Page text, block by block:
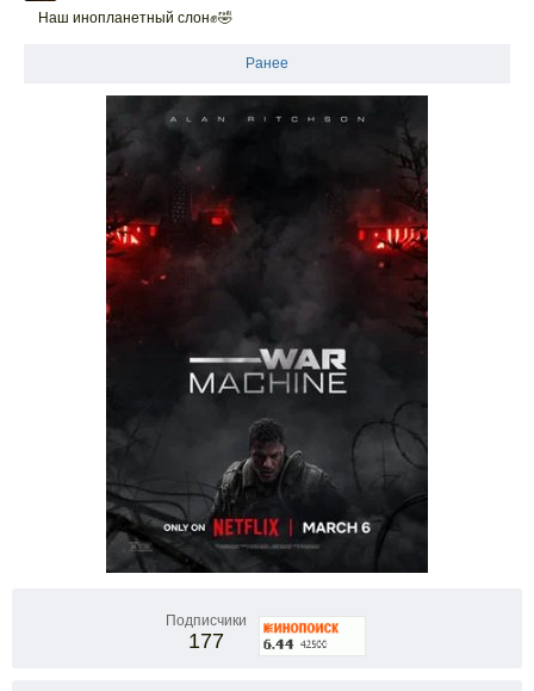
Наш инопланетный слон✊️🤣
Ранее
Подписчики
177